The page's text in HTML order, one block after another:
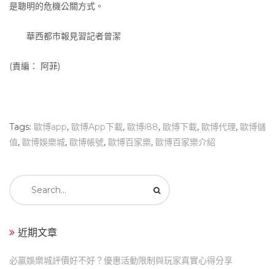
是聰明的危機公關方式。
華西都市報見習記者曾潔
(責編： 阿菲)
Tags: 歐博app, 歐博App下載, 歐博i88, 歐博下載, 歐博代理, 歐博儲
值, 歐博娛樂城, 歐博帳號, 歐博百家樂, 歐博百家樂介紹
Search
for:
近期文章
必贏娛樂城評價好不好？優惠活動限制與玩家真實心得分享